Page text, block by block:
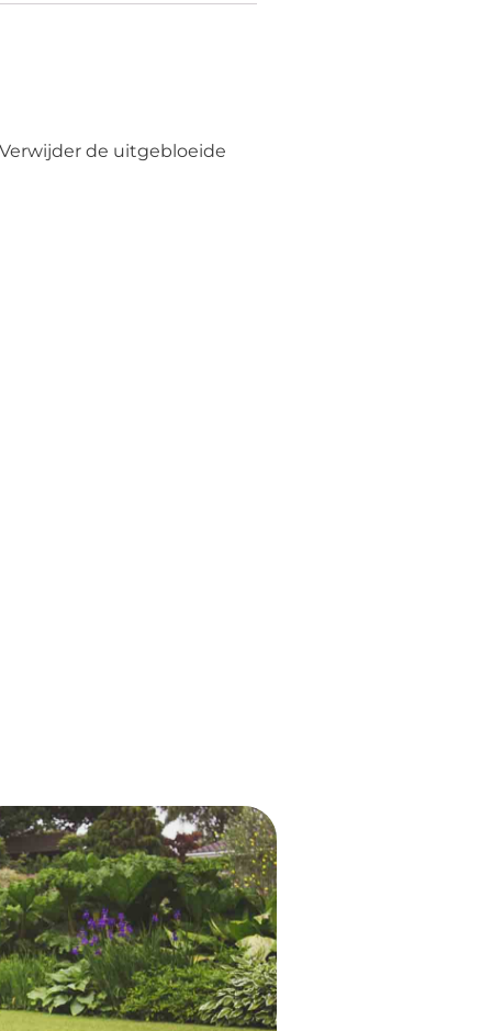
de uitgebloeide